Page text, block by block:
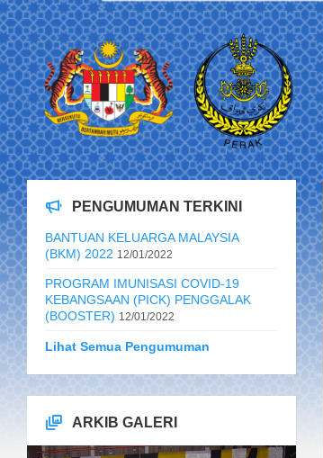
PENGUMUMAN TERKINI
BANTUAN KELUARGA MALAYSIA
(BKM) 2022 12/01/2022
PROGRAM IMUNISASI COVID-19
KEBANGSAAN (PICK) PENGGALAK
(BOOSTER) 12/01/2022
Lihat Semua Pengumuman
ARKIB GALERI